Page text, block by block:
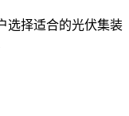
选择适合的光伏集装